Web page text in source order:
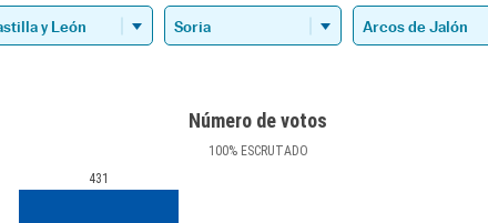
Número de votos
100%ESCRUTADO
431